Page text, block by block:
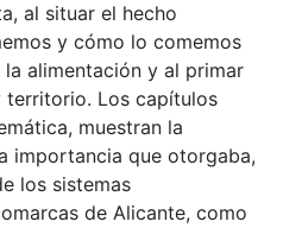
al situar el hecho
y cómo lo comemos
alimentación y al primar
territorio. Los capítulos
muestran la
importancia que otorgaba,
los sistemas
de Alicante, como